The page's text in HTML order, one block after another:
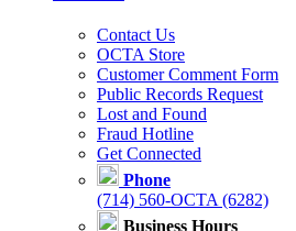
Contact Us
OCTA Store
Customer Comment Form
Public Records Request
Lost and Found
Fraud Hotline
Get Connected
Phone
(714) 560-OCTA (6282)
Business Hours